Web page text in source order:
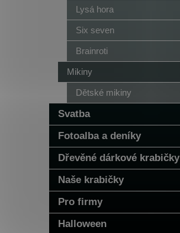
Lysá hora
Six seven
Brainroti
Mikiny
Dětské mikiny
Svatba
Fotoalba a deníky
Dřevěné dárkové krabičky
Naše krabičky
Pro firmy
Halloween